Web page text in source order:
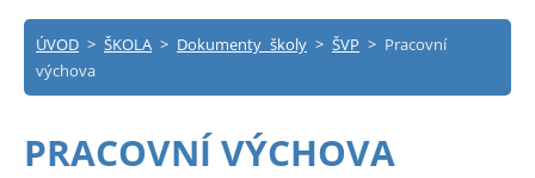
ÚVOD > ŠKOLA > Dokumenty školy > ŠVP > Pracovní
výchova
PRACOVNÍ VÝCHOVA